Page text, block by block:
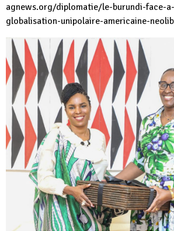
agnews.org/diplomatie/le-burundi-face-
globalisation-unipolaire-americaine-